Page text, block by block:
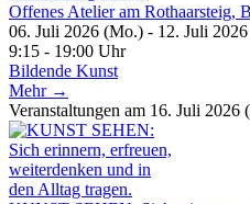
Offenes Atelier am Rothaarsteig,
06. Juli 2026 (Mo.) - 12. Juli
9:15 - 19:00 Uhr
Bildende Kunst
Mehr →
Veranstaltungen am 16. Juli 2026